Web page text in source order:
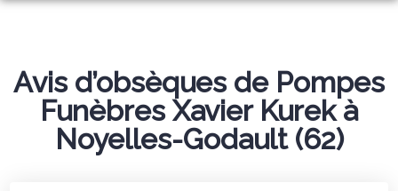
MONUMENTS FUNÉRAIRES
NOS AGENCES
NOTRE CHAMBRE FUNERAIRE
Avis d’obsèques de Pompes
Funèbres Xavier Kurek à
Noyelles-Godault (62)